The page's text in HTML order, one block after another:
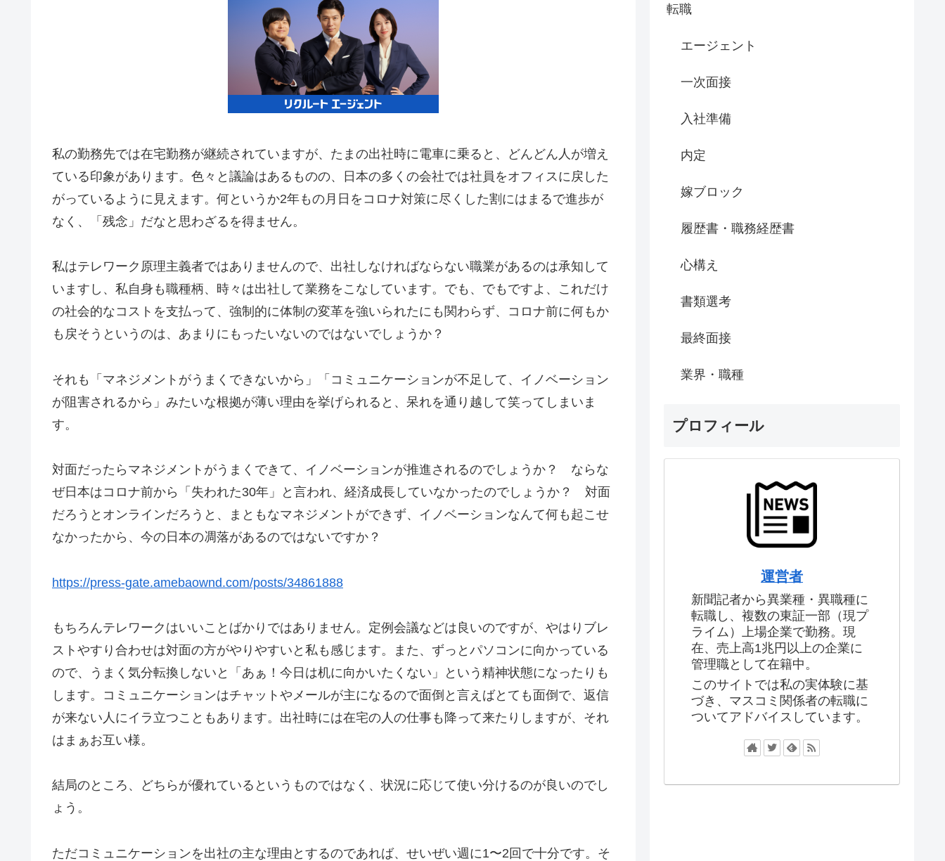
私の勤務先では在宅勤務が継続されていますが、たまの出社時に電車に乗ると、どんどん人が増え
ている印象があります。色々と議論はあるものの、日本の多くの会社では社員をオフィスに戻した
がっているように見えます。何というか2年もの月日をコロナ対策に尽くした割にはまるで進歩が
なく、「残念」だなと思わざるを得ません。
私はテレワーク原理主義者ではありませんので、出社しなければならない職業があるのは承知して
いますし、私自身も職種柄、時々は出社して業務をこなしています。でも、でもですよ、これだけ
の社会的なコストを支払って、強制的に体制の変革を強いられたにも関わらず、コロナ前に何もか
も戻そうというのは、あまりにもったいないのではないでしょうか？
それも「マネジメントがうまくできないから」「コミュニケーションが不足して、イノベーション
が阻害されるから」みたいな根拠が薄い理由を挙げられると、呆れを通り越して笑ってしまいま
す。
対面だったらマネジメントがうまくできて、イノベーションが推進されるのでしょうか？ ならな
ぜ日本はコロナ前から「失われた30年」と言われ、経済成長していなかったのでしょうか？ 対面
だろうとオンラインだろうと、まともなマネジメントができず、イノベーションなんて何も起こせ
なかったから、今の日本の凋落があるのではないですか？
https://press-gate.amebaownd.com/posts/34861888
もちろんテレワークはいいことばかりではありません。定例会議などは良いのですが、やはりブレ
ストやすり合わせは対面の方がやりやすいと私も感じます。また、ずっとパソコンに向かっている
ので、うまく気分転換しないと「あぁ！今日は机に向かいたくない」という精神状態になったりも
します。コミュニケーションはチャットやメールが主になるので面倒と言えばとても面倒で、返信
が来ない人にイラ立つこともあります。出社時には在宅の人の仕事も降って来たりしますが、それ
はまぁお互い様。
結局のところ、どちらが優れているというものではなく、状況に応じて使い分けるのが良いのでし
ょう。
ただコミュニケーションを出社の主な理由とするのであれば、せいぜい週に1〜2回で十分です。そ
転職
エージェント
一次面接
入社準備
内定
嫁ブロック
履歴書・職務経歴書
心構え
書類選考
最終面接
業界・職種
プロフィール
運営者
新聞記者から異業種・異職種に
転職し、複数の東証一部（現プ
ライム）上場企業で勤務。現
在、売上高1兆円以上の企業に
管理職として在籍中。
このサイトでは私の実体験に基
づき、マスコミ関係者の転職に
ついてアドバイスしています。